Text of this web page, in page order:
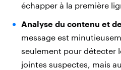
échapper à la première
Analyse du contenu et
message est
seulement pour détecter
jointes suspectes, mais